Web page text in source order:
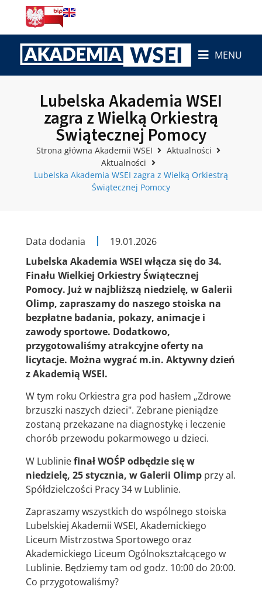
MENU
Lubelska Akademia WSEI
zagra z Wielką Orkiestrą
Świątecznej Pomocy
Strona główna Akademii WSEI
Aktualności
Aktualności
Lubelska Akademia WSEI zagra z Wielką Orkiestrą
Świątecznej Pomocy
Data dodania
19.01.2026
Lubelska Akademia WSEI włącza się do 34.
Finału Wielkiej Orkiestry Świątecznej
Pomocy. Jużw najbliższą niedzielę, w Galerii
Olimp, zapraszamy do naszego stoiska na
bezpłatne badania, pokazy, animacje i
zawody sportowe. Dodatkowo,
przygotowaliśmy atrakcyjne oferty na
licytacje. Można wygrać m.in. Aktywny dzień
z Akademią WSEI.
W tym roku Orkiestra gra pod hasłem „Zdrowe
brzuszki naszych dzieci". Zebrane pieniądze
zostaną przekazane na diagnostykę i leczenie
chorób przewodu pokarmowego u dzieci.
W Lubliniefinał WOŚP odbędzie się w
niedzielę, 25 stycznia, w Galerii Olimpprzy al.
Spółdzielczości Pracy 34 w Lublinie.
Zapraszamy wszystkich do wspólnego stoiska
Lubelskiej Akademii WSEI, Akademickiego
Liceum Mistrzostwa Sportowego oraz
Akademickiego Liceum Ogólnokształcącego w
Lublinie. Będziemy tam od godz. 10:00 do 20:00.
Co przygotowaliśmy?